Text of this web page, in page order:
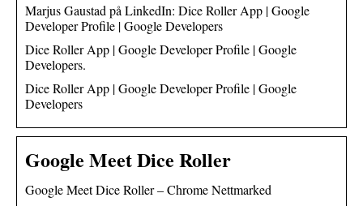
Marjus Gaustad på LinkedIn: Dice Roller App | Google
Developer Profile | Google Developers
Dice Roller App | Google Developer Profile | Google
Developers.
Dice Roller App | Google Developer Profile | Google
Developers
Google Meet Dice Roller
Google Meet Dice Roller – Chrome Nettmarked